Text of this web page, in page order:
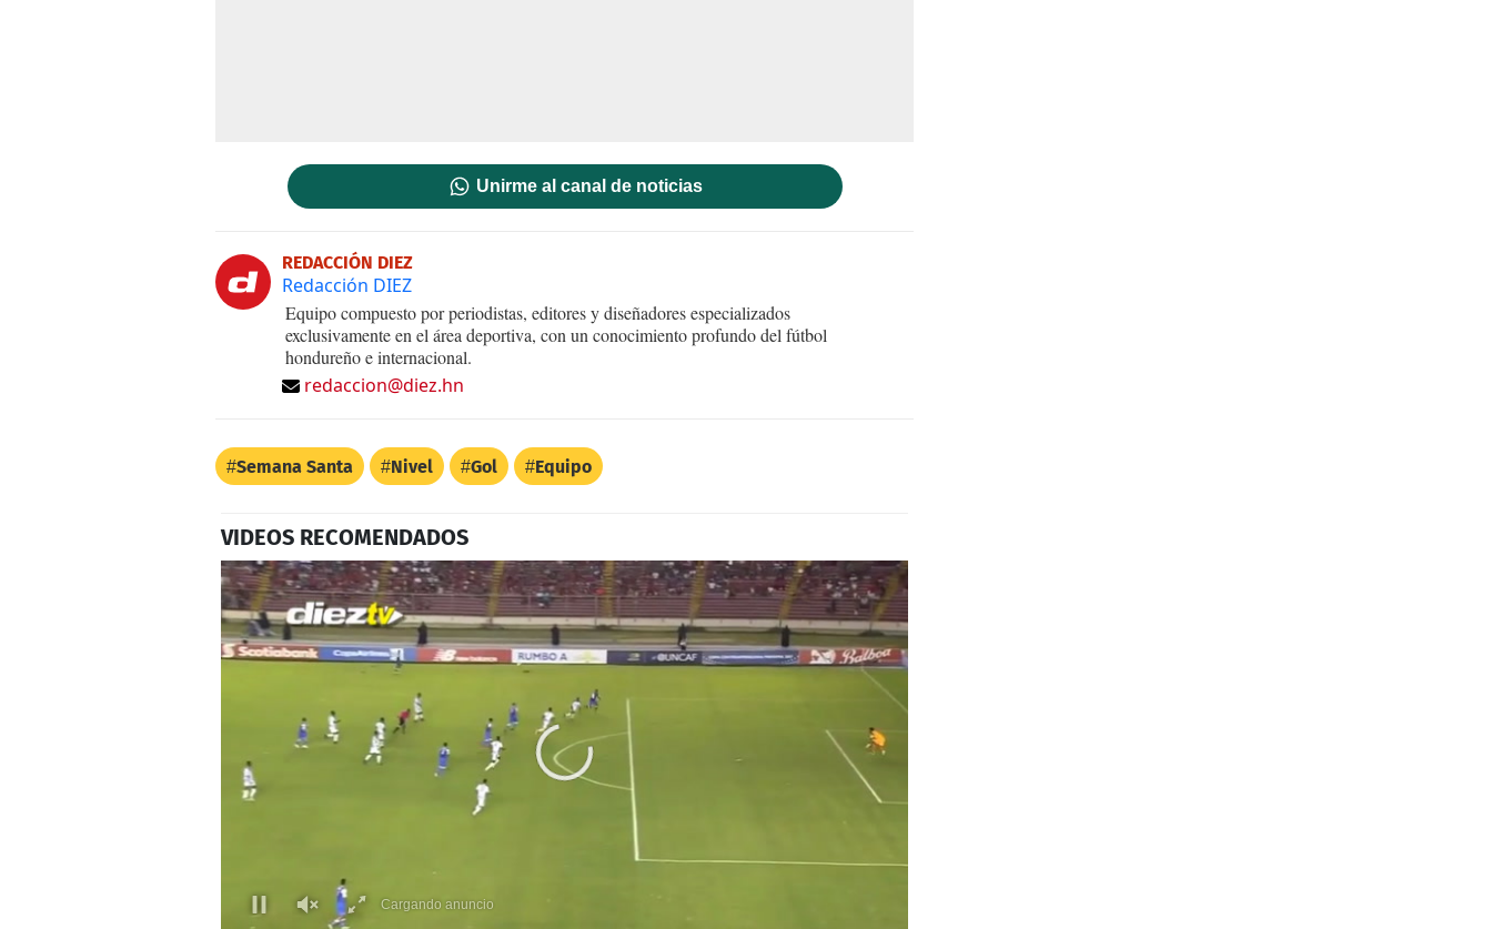
Unirme al canal de noticias
REDACCIÓN DIEZ
Redacción DIEZ
Equipo compuesto por periodistas, editores y diseñadores especializados
exclusivamente en el área deportiva, con un conocimiento profundo del fútbol
hondureño e internacional.
redaccion@diez.hn
Semana Santa Nivel Gol Equipo
VIDEOS RECOMENDADOS